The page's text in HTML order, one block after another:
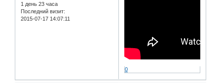
1 день 23 часа
Последний визит:
2015-07-17 14:07:11
0